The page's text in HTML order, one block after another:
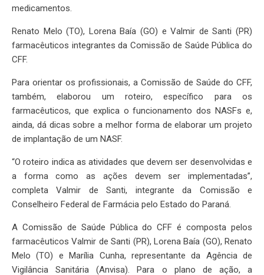
medicamentos.
Renato Melo (TO), Lorena Baía (GO) e Valmir de Santi (PR)
farmacêuticos integrantes da Comissão de Saúde Pública do
CFF.
Para orientar os profissionais, a Comissão de Saúde do CFF,
também, elaborou um roteiro, específico para os
farmacêuticos, que explica o funcionamento dos NASFs e,
ainda, dá dicas sobre a melhor forma de elaborar um projeto
de implantação de um NASF.
“O roteiro indica as atividades que devem ser desenvolvidas e
a forma como as ações devem ser implementadas”,
completa Valmir de Santi, integrante da Comissão e
Conselheiro Federal de Farmácia pelo Estado do Paraná.
A Comissão de Saúde Pública do CFF é composta pelos
farmacêuticos Valmir de Santi (PR), Lorena Baía (GO), Renato
Melo (TO) e Marília Cunha, representante da Agência de
Vigilância Sanitária (Anvisa). Para o plano de ação, a